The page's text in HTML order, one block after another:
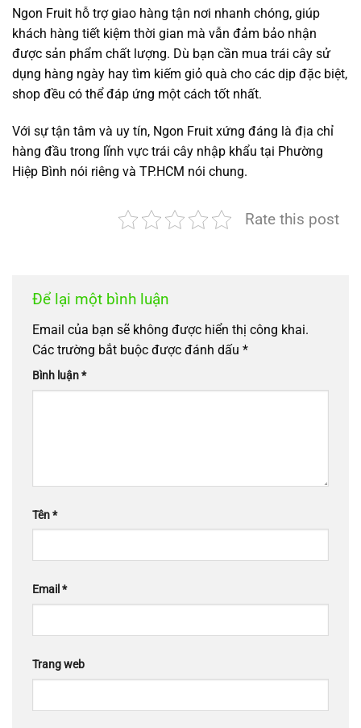
Ngon Fruit hỗ trợ giao hàng tận nơi nhanh chóng, giúp
khách hàng tiết kiệm thời gian mà vẫn đảm bảo nhận
được sản phẩm chất lượng. Dù bạn cần mua trái cây sử
dụng hàng ngày hay tìm kiếm giỏ quà cho các dịp đặc biệt,
shop đều có thể đáp ứng một cách tốt nhất.
Với sự tận tâm và uy tín, Ngon Fruit xứng đáng là địa chỉ
hàng đầu trong lĩnh vực trái cây nhập khẩu tại Phường
Hiệp Bình nói riêng và TP.HCM nói chung.
Rate this post
Để lại một bình luận
Email của bạn sẽ không được hiển thị công khai.
Các trường bắt buộc được đánh dấu *
Bình luận*
Tên*
Email*
Trang web